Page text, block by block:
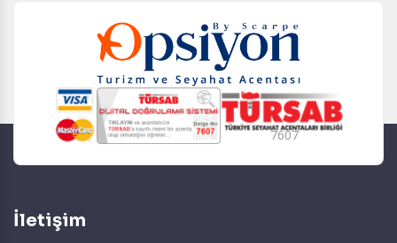
7607
İletişim